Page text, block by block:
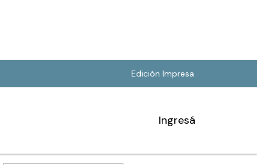
Edición Impresa
Ingresá